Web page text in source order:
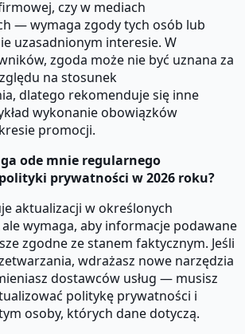
czy w mediach
— wymaga zgody tych osób lub
uzasadnionym interesie. W
zgoda może nie być uznana za
na stosunek
dlatego rekomenduje się inne
wykonanie obowiązków
promocji.
ode mnie regularnego
prywatności w 2026 roku?
aktualizacji w określonych
wymaga, aby informacje podawane
zgodne ze stanem faktycznym. Jeśli
wdrażasz nowe narzędzia
dostawców usług — musisz
politykę prywatności i
osoby, których dane dotyczą.